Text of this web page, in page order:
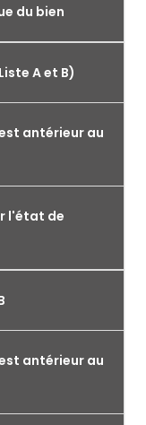
du bien
A et B)
antérieur au
l'état de
antérieur au